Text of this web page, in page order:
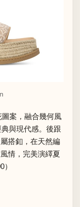
案，融合幾何風
與現代感。後跟
搭釦，在天然編
情，完美演繹夏